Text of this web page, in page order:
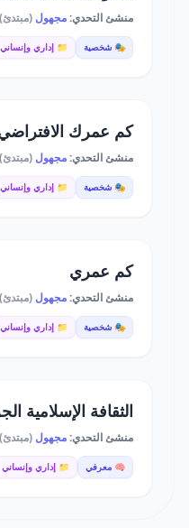
منشئ التحدي:مجهول (مبتدئ)
🎭 شخصية 📁 إداري وإنساني
كم عمرك
منشئ التحدي:مجهول (مبتدئ)
🎭 شخصية 📁 إداري وإنساني
كم عمري
منشئ التحدي:مجهول (مبتدئ)
🎭 شخصية 📁 إداري وإنساني
الثقافة الإسلامية
منشئ التحدي:مجهول (مبتدئ)
🧠 معرفي 📁 إداري وإنساني